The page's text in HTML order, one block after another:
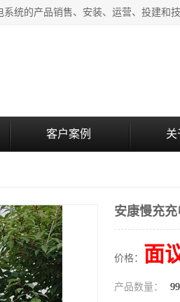
客户案例 关
安康慢充
价格： 面
产品数量：